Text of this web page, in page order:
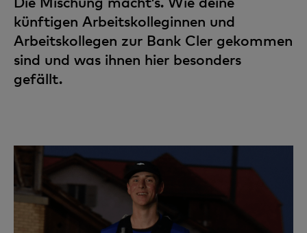
künftigen Arbeitskolleginnen und
Arbeitskollegen zur Bank Cler gekommen
sind und was ihnen hier besonders
gefällt.